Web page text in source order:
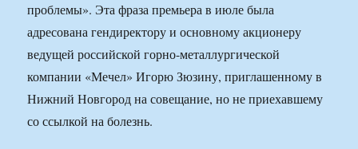
проблемы». Эта фраза премьера в июле была
адресована гендиректору и основному акционеру
ведущей российской горно-металлургической
компании «Мечел» Игорю Зюзину, приглашенному в
Нижний Новгород на совещание, но не приехавшему
со ссылкой на болезнь.